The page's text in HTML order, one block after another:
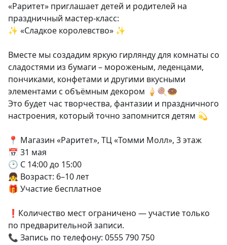
«Раритет» приглашает детей и родителей на
праздничный мастер-класс:⁣⁣⠀⁣⁣⠀
✨ «Сладкое королевство» ✨⁣⁣⠀⁣⁣⠀
Вместе мы создадим яркую гирлянду для комнаты со
сладостями из бумаги – мороженым, леденцами,
пончиками, конфетами и другими вкусными
элементами с объёмным декором 🍦🍭🍩⁣⁣⠀⁣⁣⠀
Это будет час творчества, фантазии и праздничного
настроения, который точно запомнится детям 💫⁣⁣⠀⁣⁣⠀
📍 Магазин «Раритет», ТЦ «Томми Молл», 3 этаж⁣⁣⠀⁣⁣⠀
📅 31 мая⁣⁣⠀⁣⁣⠀
🕑 С 14:00 до 15:00⁣⁣⠀⁣⁣⠀
👧 Возраст: 6–10 лет⁣⁣⠀⁣⁣⠀
🎁 Участие бесплатное⁣⁣⠀⁣⁣⠀
❗Количество мест ограничено — участие только
по предварительной записи.⁣⁣⠀⁣⁣⠀
📞 Запись по телефону: 0555 790 750⁣⁣⠀⁣⁣⠀